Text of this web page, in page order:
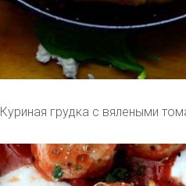
Куриная грудка с вялеными